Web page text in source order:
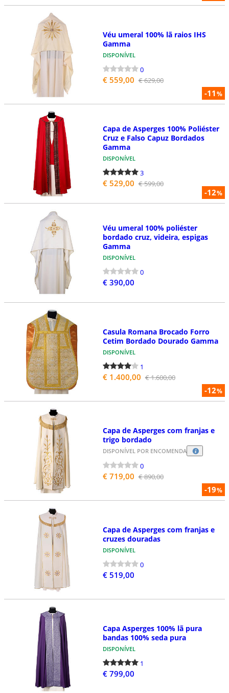
-11%
Véu umeral 100% lã raios IHS
Gamma
DISPONÍVEL
0
€ 559,00 € 629,00
-12%
Capa de Asperges 100% Poliéster
Cruz e Falso Capuz Bordados
Gamma
DISPONÍVEL
3
€ 529,00 € 599,00
Véu umeral 100% poliéster
bordado cruz, videira, espigas
Gamma
DISPONÍVEL
0
€ 390,00
-12%
Casula Romana Brocado Forro
Cetim Bordado Dourado Gamma
DISPONÍVEL
1
€ 1.400,00 € 1.600,00
-19%
Capa de Asperges com franjas e
trigo bordado
DISPONÍVEL POR ENCOMENDA
0
€ 719,00 € 890,00
Capa de Asperges com franjas e
cruzes douradas
DISPONÍVEL
0
€ 519,00
Capa Asperges 100% lã pura
bandas 100% seda pura
DISPONÍVEL
1
€ 799,00